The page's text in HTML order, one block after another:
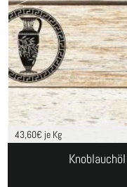
43,60€ je Kg